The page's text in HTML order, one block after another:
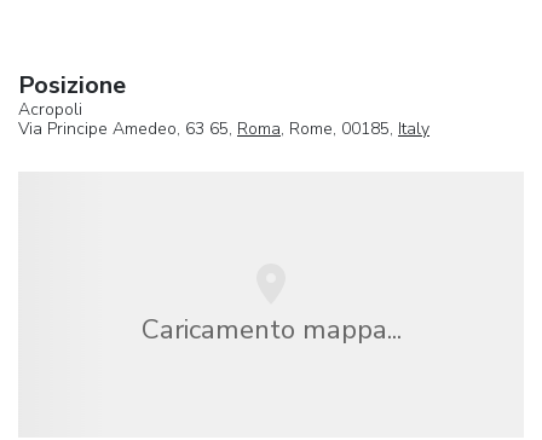
Posizione
Acropoli
Via Principe Amedeo, 63 65, Roma, Rome, 00185, Italy
Caricamento mappa...